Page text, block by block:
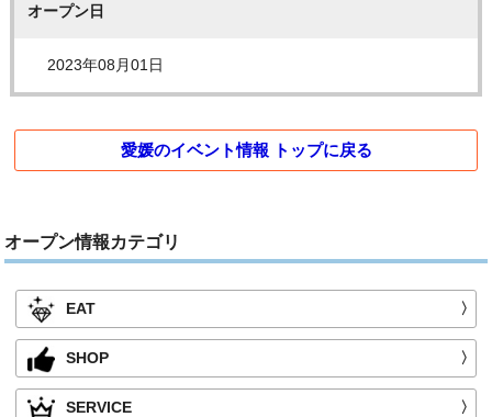
オープン日
2023年08月01日
愛媛のイベント情報 トップに戻る
オープン情報カテゴリ
EAT 〉
SHOP 〉
SERVICE 〉